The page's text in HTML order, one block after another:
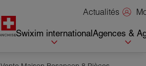
Actualités
Swixim internationalAgences &